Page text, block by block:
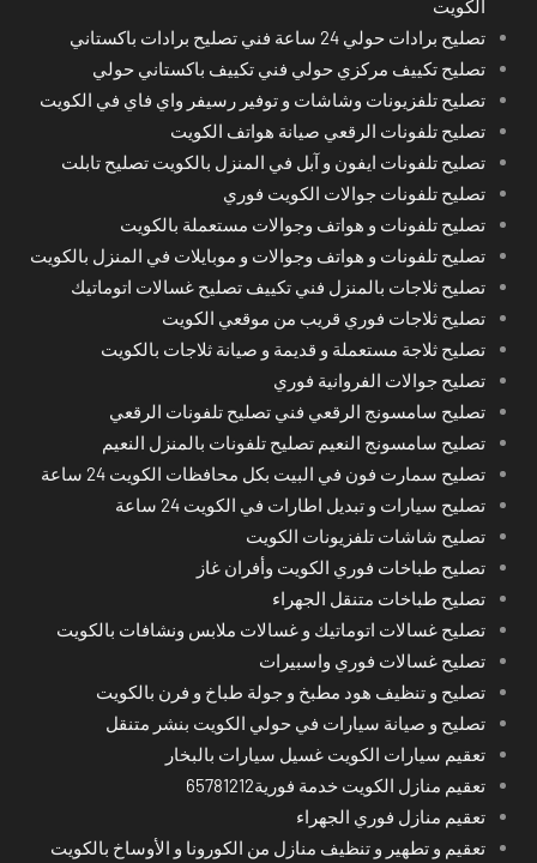
الكويت
تصليح برادات حولي 24 ساعة فني تصليح برادات باكستاني
تصليح تكييف مركزي حولي فني تكييف باكستاني حولي
تصليح تلفزيونات وشاشات و توفير رسيفر واي فاي في الكويت
تصليح تلفونات الرقعي صيانة هواتف الكويت
تصليح تلفونات ايفون و آبل في المنزل بالكويت تصليح تابلت
تصليح تلفونات جوالات الكويت فوري
تصليح تلفونات و هواتف وجوالات مستعملة بالكويت
تصليح تلفونات و هواتف وجوالات و موبايلات في المنزل بالكويت
تصليح ثلاجات بالمنزل فني تكييف تصليح غسالات اتوماتيك
تصليح ثلاجات فوري قريب من موقعي الكويت
تصليح ثلاجة مستعملة و قديمة و صيانة ثلاجات بالكويت
تصليح جوالات الفروانية فوري
تصليح سامسونج الرقعي فني تصليح تلفونات الرقعي
تصليح سامسونج النعيم تصليح تلفونات بالمنزل النعيم
تصليح سمارت فون في البيت بكل محافظات الكويت 24 ساعة
تصليح سيارات و تبديل اطارات في الكويت 24 ساعة
تصليح شاشات تلفزيونات الكويت
تصليح طباخات فوري الكويت وأفران غاز
تصليح طباخات متنقل الجهراء
تصليح غسالات اتوماتيك و غسالات ملابس ونشافات بالكويت
تصليح غسالات فوري واسبيرات
تصليح و تنظيف هود مطبخ و جولة طباخ و فرن بالكويت
تصليح و صيانة سيارات في حولي الكويت بنشر متنقل
تعقيم سيارات الكويت غسيل سيارات بالبخار
تعقيم منازل الكويت خدمة فورية65781212
تعقيم منازل فوري الجهراء
تعقيم و تطهير و تنظيف منازل من الكورونا و الأوساخ بالكويت